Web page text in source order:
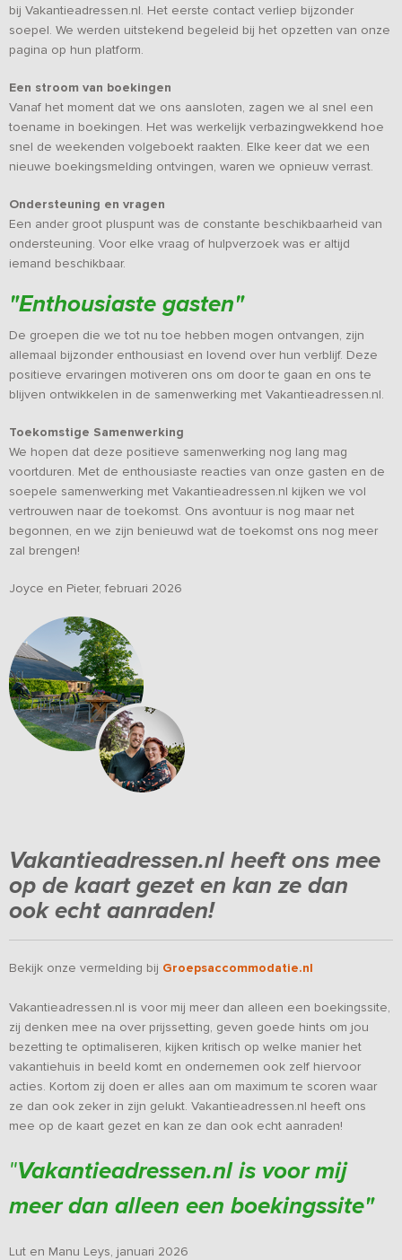
bij Vakantieadressen.nl. Het eerste contact verliep bijzonder
soepel. We werden uitstekend begeleid bij het opzetten van onze
pagina op hun platform.
Een stroom van boekingen
Vanaf het moment dat we ons aansloten, zagen we al snel een
toename in boekingen. Het was werkelijk verbazingwekkend hoe
snel de weekenden volgeboekt raakten. Elke keer dat we een
nieuwe boekingsmelding ontvingen, waren we opnieuw verrast.
Ondersteuning en vragen
Een ander groot pluspunt was de constante beschikbaarheid van
ondersteuning. Voor elke vraag of hulpverzoek was er altijd
iemand beschikbaar.
"Enthousiaste gasten"
De groepen die we tot nu toe hebben mogen ontvangen, zijn
allemaal bijzonder enthousiast en lovend over hun verblijf. Deze
positieve ervaringen motiveren ons om door te gaan en ons te
blijven ontwikkelen in de samenwerking met Vakantieadressen.nl.
Toekomstige Samenwerking
We hopen dat deze positieve samenwerking nog lang mag
voortduren. Met de enthousiaste reacties van onze gasten en de
soepele samenwerking met Vakantieadressen.nl kijken we vol
vertrouwen naar de toekomst. Ons avontuur is nog maar net
begonnen, en we zijn benieuwd wat de toekomst ons nog meer
zal brengen!
Joyce en Pieter, februari 2026
Vakantieadressen.nl heeft ons mee
op de kaart gezet en kan ze dan
ook echt aanraden!
Bekijk onze vermelding bij Groepsaccommodatie.nl
Vakantieadressen.nl is voor mij meer dan alleen een boekingssite,
zij denken mee na over prijssetting, geven goede hints om jou
bezetting te optimaliseren, kijken kritisch op welke manier het
vakantiehuis in beeld komt en ondernemen ook zelf hiervoor
acties. Kortom zij doen er alles aan om maximum te scoren waar
ze dan ook zeker in zijn gelukt. Vakantieadressen.nl heeft ons
mee op de kaart gezet en kan ze dan ook echt aanraden!
"Vakantieadressen.nl is voor mij
meer dan alleen een boekingssite"
Lut en Manu Leys, januari 2026